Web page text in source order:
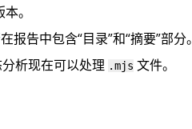
。
在报告中包含“目录”和“摘要”部分。
析现在可以处理 .mjs 文件。